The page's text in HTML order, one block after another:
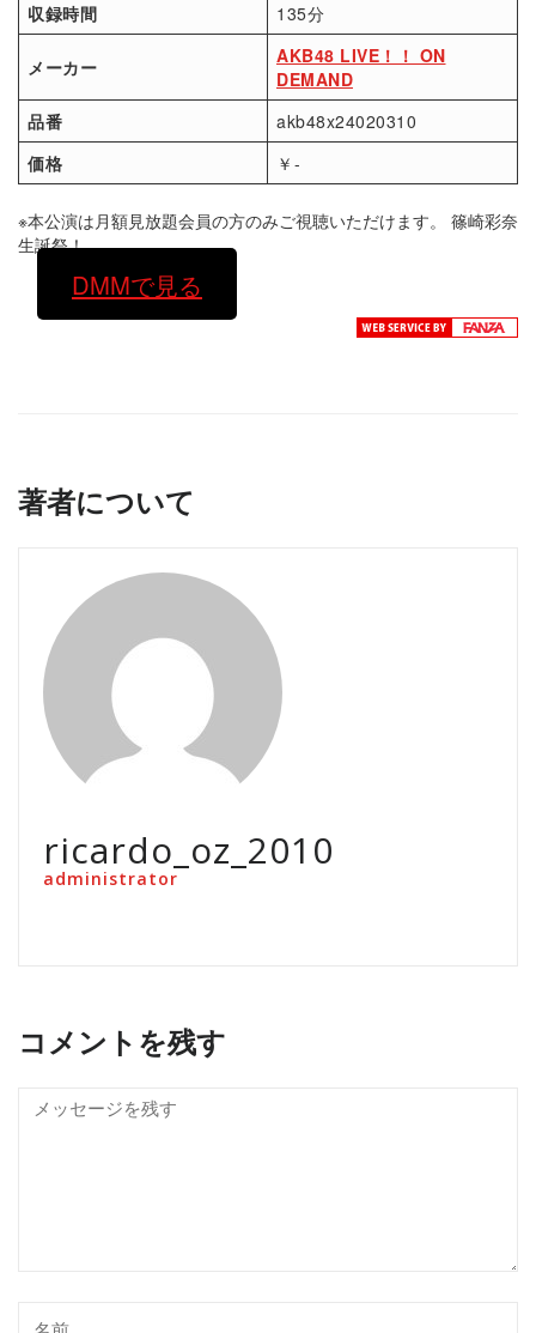
収録時間
135分
メーカー
AKB48 LIVE！！ ON
DEMAND
品番
akb48x24020310
価格
￥-
※本公演は月額見放題会員の方のみご視聴いただけます。 篠崎彩奈
生誕祭！
DMMで見る
著者について
ricardo_oz_2010
administrator
コメントを残す